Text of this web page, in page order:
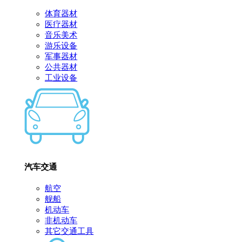
体育器材
医疗器材
音乐美术
游乐设备
军事器材
公共器材
工业设备
汽车交通
航空
舰船
机动车
非机动车
其它交通工具